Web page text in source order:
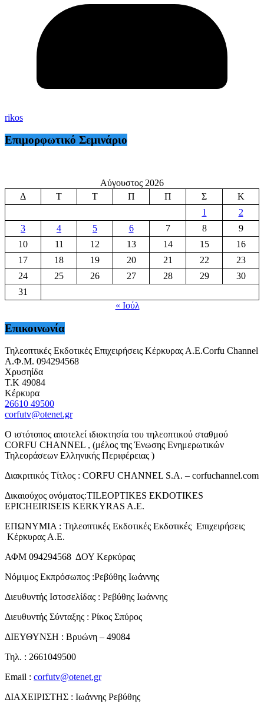
rikos
Επιμορφωτικό Σεμινάριο
Αύγουστος 2026
Δ
Τ Τ Π Π Σ
Κ
1
2
3
4 5 6 7 8
9
10
11 12 13 14 15
16
17
18 19 20 21 22
23
24
25 26 27 28 29
30
31
« Ιούλ
Επικοινωνία
Τηλεοπτικές Εκδοτικές Επιχειρήσεις Κέρκυρας Α.Ε.Corfu Channel
Α.Φ.Μ. 094294568
Χρυσηίδα
Τ.Κ 49084
Κέρκυρα
26610 49500
corfutv@otenet.gr
Ο ιστότοπος αποτελεί ιδιοκτησία του τηλεοπτικού σταθμού
CORFU CHANNEL , (μέλος της Ένωσης Ενημερωτικών
Τηλεοράσεων Ελληνικής Περιφέρειας )
Διακριτικός Τίτλος : CORFU CHANNEL S.A. – corfuchannel.com
Δικαιούχος ονόματος:TILEOPTIKES EKDOTIKES
EPICHEIRISEIS KERKYRAS A.E.
ΕΠΩΝΥΜΙΑ : Τηλεοπτικές Εκδοτικές Εκδοτικές Επιχειρήσεις
Κέρκυρας Α.Ε.
ΑΦΜ 094294568 ΔΟΥ Κερκύρας
Νόμιμος Εκπρόσωπος :Ρεβύθης Ιωάννης
Διευθυντής Ιστοσελίδας : Ρεβύθης Ιωάννης
Διευθυντής Σύνταξης : Ρίκος Σπύρος
ΔΙΕΥΘΥΝΣΗ : Βρυώνη – 49084
Τηλ. : 2661049500
Email : corfutv@otenet.gr
ΔΙΑΧΕΙΡΙΣΤΗΣ : Ιωάννης Ρεβύθης